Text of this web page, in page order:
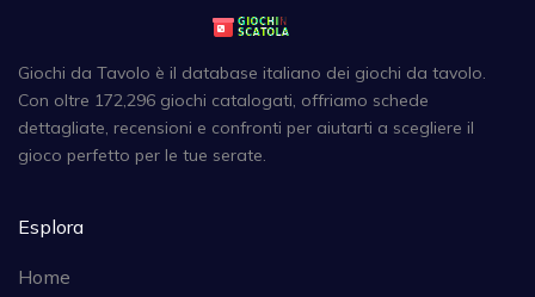
Giochi da Tavolo è il database italiano dei giochi da tavolo.
Con oltre 172,296 giochi catalogati, offriamo schede
dettagliate, recensioni e confronti per aiutarti a scegliere il
gioco perfetto per le tue serate.
Esplora
Home